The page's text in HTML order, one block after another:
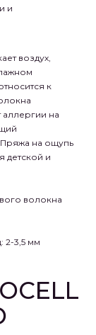
и
воздух,
к
аллергии на
Пряжа на ощупь
детской и
волокна
2-3,5 мм